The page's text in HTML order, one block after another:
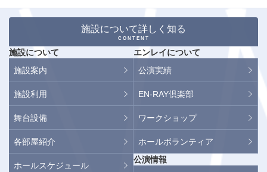
施設について詳しく知る
CONTENT
施設について
施設案内
施設利用
舞台設備
各部屋紹介
ホールスケジュール
エンレイについて
公演実績
EN-RAY倶楽部
ワークショップ
ホールボランティア
公演情報